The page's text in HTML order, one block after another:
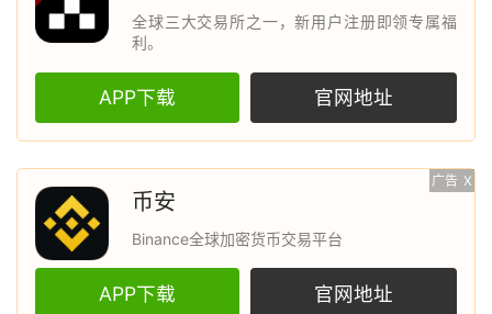
全球三大交易所之一，新用户注册即领专属福
利。
APP下载 官网地址
广告 X
币安
Binance全球加密货币交易平台
APP下载 官网地址